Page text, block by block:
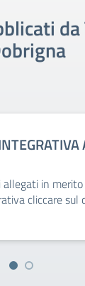
da
allegati in merito
cliccare sul